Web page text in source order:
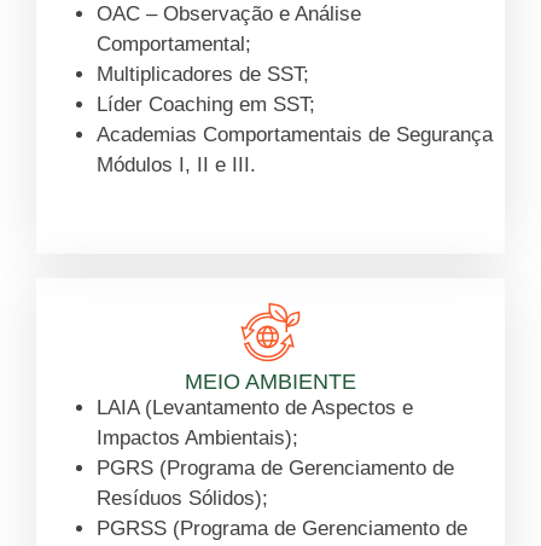
OAC – Observação e Análise
Comportamental;
Multiplicadores de SST;
Líder Coaching em SST;
Academias Comportamentais de Segurança
Módulos I, II e III.
MEIO AMBIENTE
LAIA (Levantamento de Aspectos e
Impactos Ambientais);
PGRS (Programa de Gerenciamento de
Resíduos Sólidos);
PGRSS (Programa de Gerenciamento de